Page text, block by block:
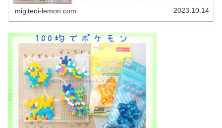
migiteni-lemon.com 2023.10.14